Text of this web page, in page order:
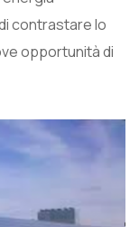
contrastare lo
opportunità di